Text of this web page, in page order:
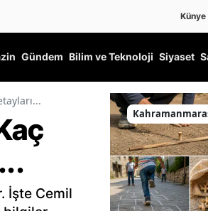
Künye
Gündem Bilim ve Teknoloji Siyaset
İşte Cemil